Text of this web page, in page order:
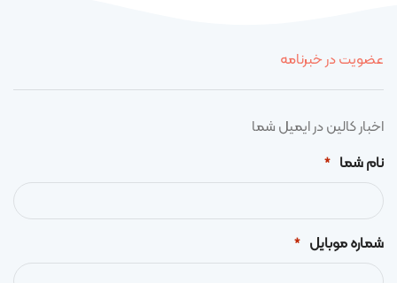
عضویت در خبرنامه
اخبار کالین در ایمیل شما
نام شما
*
شماره موبایل *